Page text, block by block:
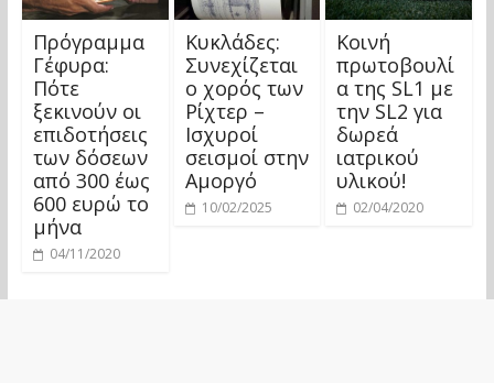
Πρόγραμμα
Γέφυρα:
Πότε
ξεκινούν οι
επιδοτήσεις
των δόσεων
από 300 έως
600 ευρώ το
μήνα
04/11/2020
Κυκλάδες:
Συνεχίζεται
ο χορός των
Ρίχτερ –
Ισχυροί
σεισμοί στην
Αμοργό
10/02/2025
Κοινή
πρωτοβουλί
α της SL1 με
την SL2 για
δωρεά
ιατρικού
υλικού!
02/04/2020